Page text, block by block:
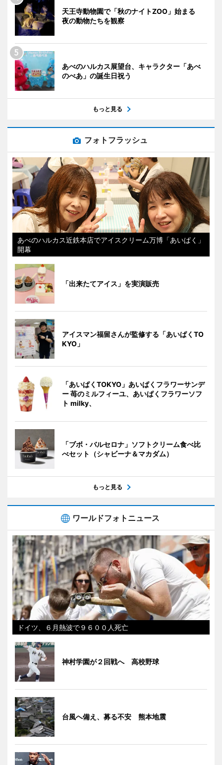
天王寺動物園で「秋のナイトZOO」始まる
夜の動物たちを観察
あべのハルカス展望台、キャラクター「あべ
のべあ」の誕生日祝う
もっと見る
フォトフラッシュ
あべのハルカス近鉄本店でアイスクリーム万博「あいぱく」
開幕
「出来たてアイス」を実演販売
アイスマン福留さんが監修する「あいぱくTO
KYO」
「あいぱくTOKYO」あいぱくフラワーサンデ
ー 苺のミルフィーユ、あいぱくフラワーソフ
ト milky、
「ブボ・バルセロナ」ソフトクリーム食べ比
べセット（シャビーナ＆マカダム）
もっと見る
ワールドフォトニュース
ドイツ、６月熱波で９６００人死亡
神村学園が２回戦へ 高校野球
台風へ備え、募る不安 熊本地震